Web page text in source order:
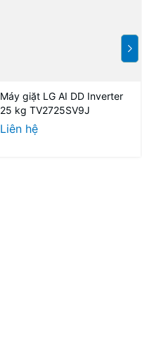
Máy giặt LG AI DD Inverter
25 kg TV2725SV9J
Liên hệ